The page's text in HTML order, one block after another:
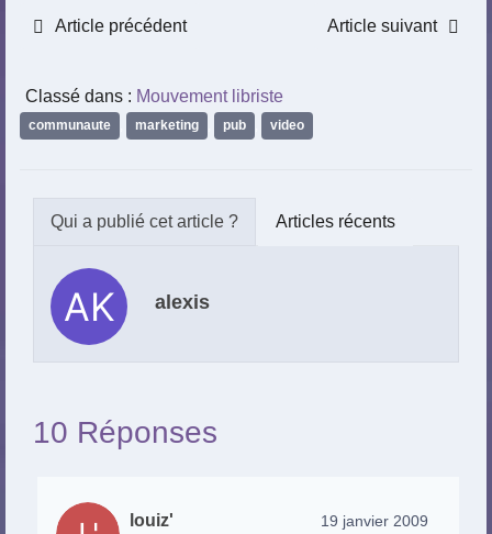
Article précédent Article suivant
Classé dans : Mouvement libriste
communaute marketing pub video
Articles récents
alexis
10 Réponses
louiz' 19 janvier 2009